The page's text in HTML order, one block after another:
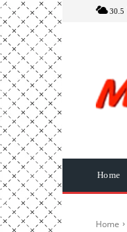
30.5
Home
Home